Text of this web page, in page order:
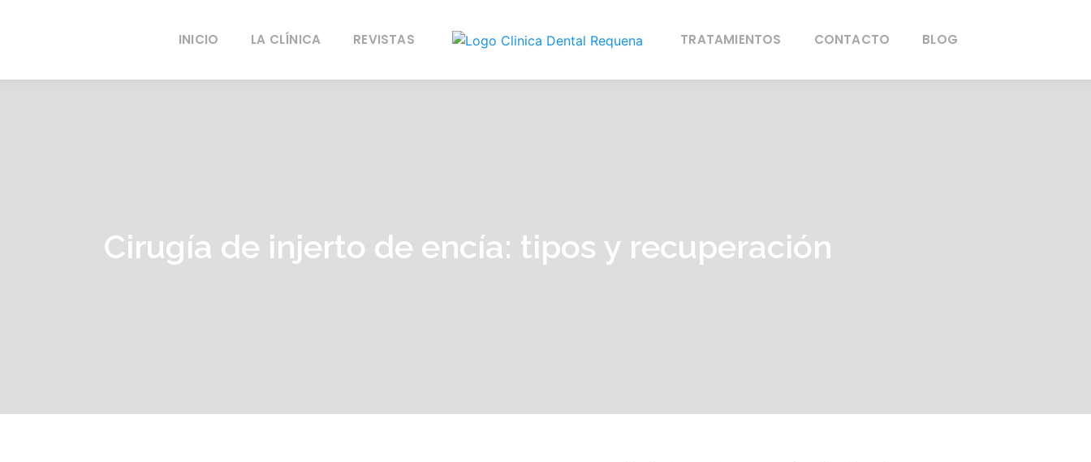
INICIO LA CLÍNICA REVISTAS TRATAMIENTOS CONTACTO BLOG
Cirugía de injerto de encía: tipos y recuperación